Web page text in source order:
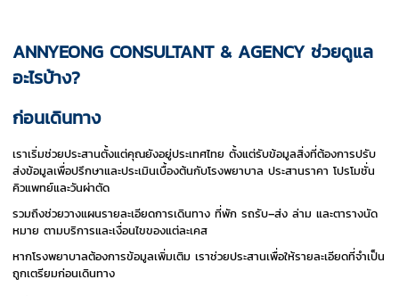
ANNYEONG CONSULTANT & AGENCY ช่วยดูแล
อะไรบ้าง?
ก่อนเดินทาง
เราเริ่มช่วยประสานตั้งแต่คุณยังอยู่ประเทศไทย ตั้งแต่รับข้อมูลสิ่งที่ต้องการปรับ
ส่งข้อมูลเพื่อปรึกษาและประเมินเบื้องต้นกับโรงพยาบาล ประสานราคา โปรโมชั่น
คิวแพทย์และวันผ่าตัด
รวมถึงช่วยวางแผนรายละเอียดการเดินทาง ที่พัก รถรับ–ส่ง ล่าม และตารางนัด
หมาย ตามบริการและเงื่อนไขของแต่ละเคส
หากโรงพยาบาลต้องการข้อมูลเพิ่มเติม เราช่วยประสานเพื่อให้รายละเอียดที่จำเป็น
ถูกเตรียมก่อนเดินทาง